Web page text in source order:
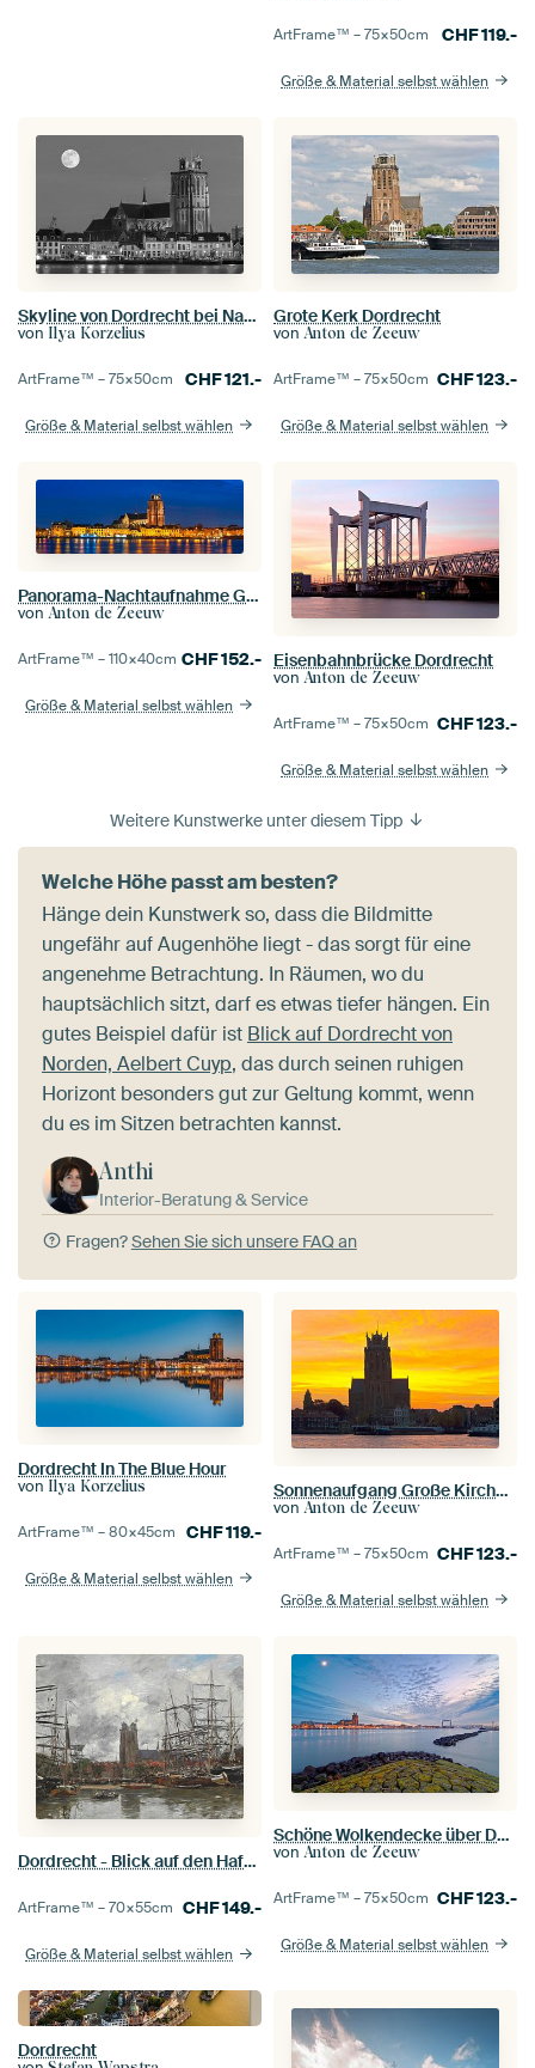
ArtFrame™ –75×50cm CHF119.-
Größe & Material selbst wählen
Skyline von Dordrecht bei Nacht
von Ilya Korzelius
ArtFrame™ –75×50cm CHF121.-
Größe & Material selbst wählen
Grote Kerk Dordrecht
von Anton de Zeeuw
ArtFrame™ –75×50cm CHF123.-
Größe & Material selbst wählen
Panorama-Nachtaufnahme Grote Kerk Dordrecht
von Anton de Zeeuw
ArtFrame™ –110×40cm CHF152.-
Größe & Material selbst wählen
Eisenbahnbrücke Dordrecht
von Anton de Zeeuw
ArtFrame™ –75×50cm CHF123.-
Größe & Material selbst wählen
Weitere Kunstwerke unter diesem Tipp
Welche Höhe passt am besten?
Hänge dein Kunstwerk so, dass die Bildmitte
ungefähr auf Augenhöhe liegt - das sorgt für eine
angenehme Betrachtung. In Räumen, wo du
hauptsächlich sitzt, darf es etwas tiefer hängen. Ein
gutes Beispiel dafür ist Blick auf Dordrecht von
Norden, Aelbert Cuyp, das durch seinen ruhigen
Horizont besonders gut zur Geltung kommt, wenn
du es im Sitzen betrachten kannst.
Anthi
Interior-Beratung & Service
Fragen?Sehen Sie sich unsere FAQ an
Dordrecht In The Blue Hour
von Ilya Korzelius
ArtFrame™ –80×45cm CHF119.-
Größe & Material selbst wählen
Sonnenaufgang Große Kirche in Dordrecht
von Anton de Zeeuw
ArtFrame™ –75×50cm CHF123.-
Größe & Material selbst wählen
Dordrecht - Blick auf den Hafen, Eugène Louis Boudin
ArtFrame™ –70×55cm CHF149.-
Größe & Material selbst wählen
Schöne Wolkendecke über Dordrecht
von Anton de Zeeuw
ArtFrame™ –75×50cm CHF123.-
Größe & Material selbst wählen
Dordrecht